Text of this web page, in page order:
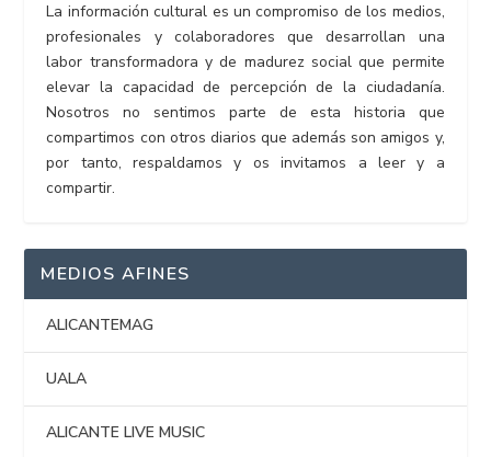
La información cultural es un compromiso de los medios,
profesionales y colaboradores que desarrollan una
labor transformadora y de madurez social que permite
elevar la capacidad de percepción de la ciudadanía.
Nosotros no sentimos parte de esta historia que
compartimos con otros diarios que además son amigos y,
por tanto, respaldamos y os invitamos a leer y a
compartir.
MEDIOS AFINES
ALICANTEMAG
UALA
ALICANTE LIVE MUSIC